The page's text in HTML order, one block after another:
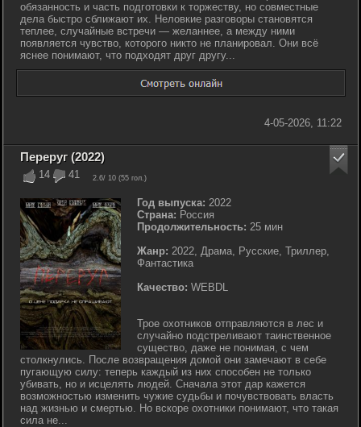
обязанность и часть подготовки к торжеству, но совместные
дела быстро сближают их. Неловкие разговоры становятся
теплее, случайные встречи — желаннее, а между ними
появляется чувство, которого никто не планировал. Они всё
яснее понимают, что подходят друг другу...
4-05-2026, 11:22
14 41 2.6/ 10 (55 гол.)
Переруг (2022)
Год выпуска: 2022
Страна: Россия
Продолжительность: 25 мин
Жанр: 2022, Драма, Русские, Триллер,
Фантастика
Качество: WEBDL
Трое охотников отправляются в лес и
случайно подстреливают таинственное
существо, даже не понимая, с чем
столкнулись. После возвращения домой они замечают в себе
пугающую силу: теперь каждый из них способен не только
убивать, но и исцелять людей. Сначала этот дар кажется
возможностью изменить чужие судьбы и почувствовать власть
над жизнью и смертью. Но вскоре охотники понимают, что такая
сила не...